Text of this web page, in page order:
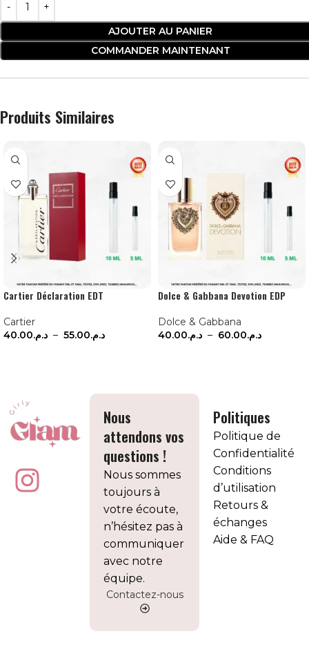
AJOUTER AU PANIER
COMMANDER MAINTENANT
Produits Similaires
Cartier Déclaration EDT
Cartier
د.م.40.00 – د.م.55.00
Dolce & Gabbana Devotion EDP
Dolce & Gabbana
د.م.40.00 – د.م.60.00
Nous
attendons vos
questions !
Nous sommes
toujours à
votre écoute,
n’hésitez pas à
communiquer
avec notre
équipe.
Contactez-nous
Politiques
Politique de
Confidentialité
Conditions
d’utilisation
Retours &
échanges
Aide & FAQ